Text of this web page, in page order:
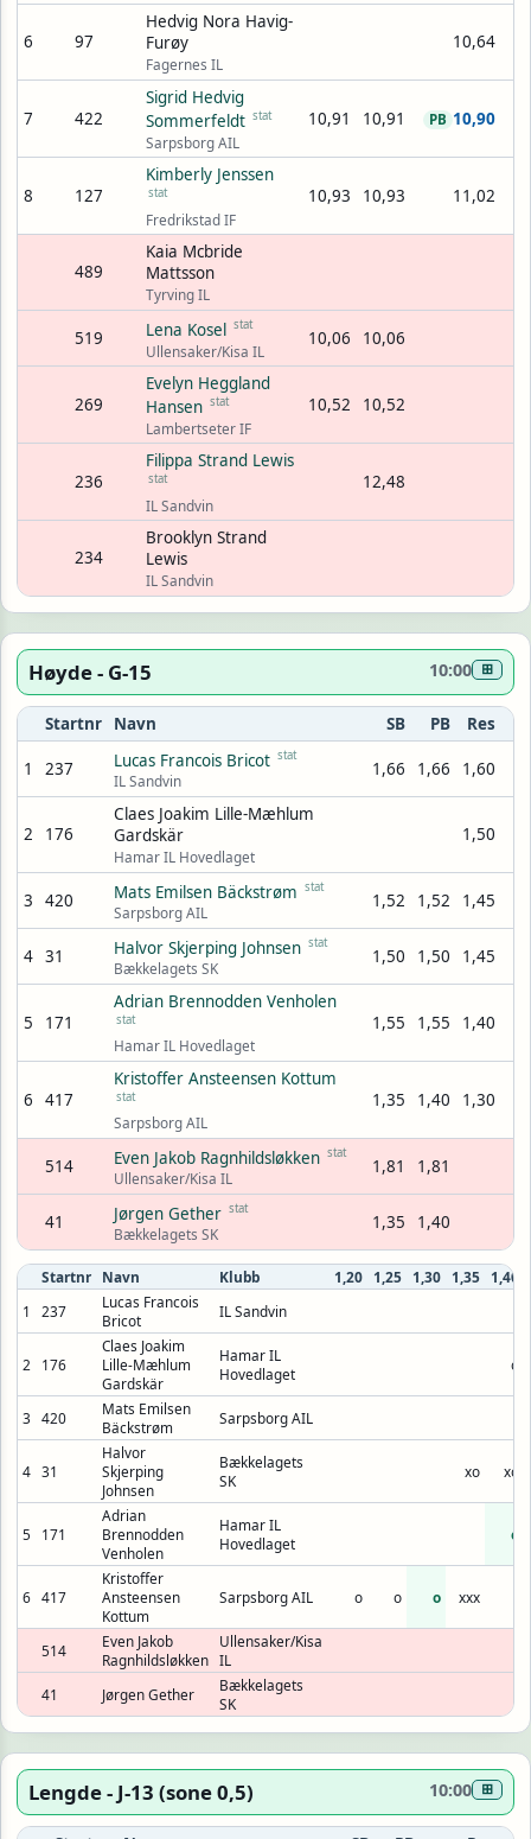
6 97
Hedvig Nora Havig-
Furøy
Fagernes IL
10,64
7 422
Sigrid Hedvig
Sommerfeldt stat
Sarpsborg AIL
10,91 10,91 10,90
PB
8 127
Kimberly Jenssen
stat
Fredrikstad IF
10,93 10,93 11,02
489
Kaia Mcbride
Mattsson
Tyrving IL
519 Lena Kosel stat
Ullensaker/Kisa IL
10,06 10,06
269
Evelyn Heggland
Hansen stat
Lambertseter IF
10,52 10,52
236
Filippa Strand Lewis
stat
IL Sandvin
12,48
234
Brooklyn Strand
Lewis
IL Sandvin
Høyde - G-15 10:00 ⊞
Startnr Navn SB PB Res
1 237 Lucas Francois Bricot stat
IL Sandvin
1,66 1,66 1,60
2 176
Claes Joakim Lille-Mæhlum
Gardskär
Hamar IL Hovedlaget
1,50
3 420 Mats Emilsen Bäckstrøm stat
Sarpsborg AIL
1,52 1,52 1,45
4 31 Halvor Skjerping Johnsen stat
Bækkelagets SK
1,50 1,50 1,45
5 171
Adrian Brennodden Venholen
stat
Hamar IL Hovedlaget
1,55 1,55 1,40
6 417
Kristoffer Ansteensen Kottum
stat
Sarpsborg AIL
1,35 1,40 1,30
514 Even Jakob Ragnhildsløkken stat
Ullensaker/Kisa IL
1,81 1,81
41 Jørgen Gether stat
Bækkelagets SK
1,35 1,40
Startnr Navn Klubb 1,20 1,25 1,30 1,35 1,40
1
237
Lucas Francois
Bricot
IL Sandvin
2 176
Claes Joakim
Lille-Mæhlum
Gardskär
Hamar IL
Hovedlaget
o
3 420
Mats Emilsen
Bäckstrøm
Sarpsborg AIL
4 31
Halvor
Skjerping
Johnsen
Bækkelagets
SK
xo xo
5 171
Adrian
Brennodden
Venholen
Hamar IL
Hovedlaget
o
6 417
Kristoffer
Ansteensen
Kottum
Sarpsborg AIL o o o xxx
514
Even Jakob
Ragnhildsløkken
Ullensaker/Kisa
IL
41
Jørgen Gether
Bækkelagets
SK
Lengde - J-13 (sone 0,5) 10:00 ⊞